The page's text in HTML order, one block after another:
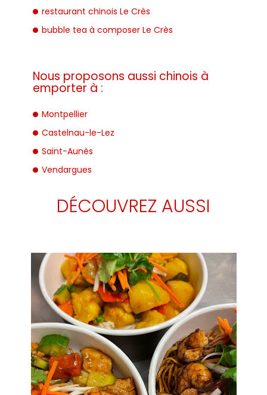
restaurant chinois Le Crès
bubble tea à composer Le Crès
Nous proposons aussi chinois à
emporter à :
Montpellier
Castelnau-le-Lez
Saint-Aunès
Vendargues
DÉCOUVREZ AUSSI